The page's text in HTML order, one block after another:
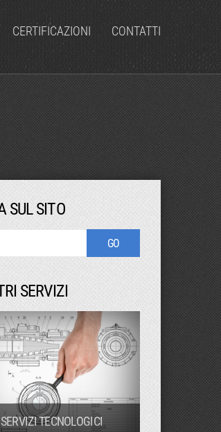
CERTIFICAZIONI CONTATTI
SUL SITO
SERVIZI
SERVIZI TECNOLOGICI